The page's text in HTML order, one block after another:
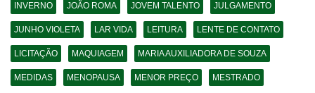
INVERNO JOÃO ROMA JOVEM TALENTO JULGAMENTO
JUNHO VIOLETA LAR VIDA LEITURA LENTE DE CONTATO
LICITAÇÃO MAQUIAGEM MARIA AUXILIADORA DE SOUZA
MEDIDAS MENOPAUSA MENOR PREÇO MESTRADO